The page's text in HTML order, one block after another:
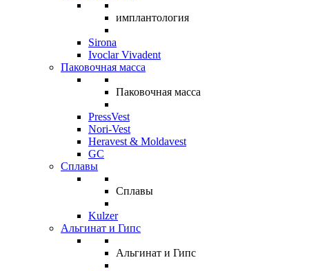
имплантология
Sirona
Ivoclar Vivadent
Паковочная масса
Паковочная масса
PressVest
Nori-Vest
Heravest & Moldavest
GC
Сплавы
Сплавы
Kulzer
Альгинат и Гипс
Альгинат и Гипс